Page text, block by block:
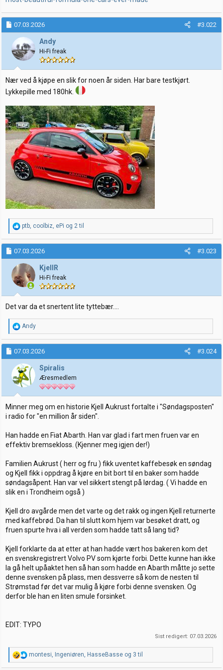
07.03.2026 #3.022
Andy
Hi-Fi freak
Nær ved å kjøpe en slik for noen år siden. Har bare testkjørt.
Lykkepille med 180hk.
R
e
a
k
s
j
o
n
e
r
:
ptb, coolbiz, ePi og 2 til
07.03.2026 #3.023
KjellR
Hi-Fi freak
Det var da et snertent lite tyttebær....
R
e
a
k
s
j
o
n
e
r
:
Andy
07.03.2026 #3.024
Spiralis
Æresmedlem
Minner meg om en historie Kjell Aukrust fortalte i "Søndagsposten"
i radio for "en million år siden".
Han hadde en Fiat Abarth. Han var glad i fart men fruen var en
effektiv bremsekloss. (Kjenner meg igjen der!)
Familien Aukrust ( herr og fru ) fikk uventet kaffebesøk en søndag
og Kjell fikk i oppdrag å kjøre en bit bort til en baker som hadde
søndagsåpent. Han var vel sikkert stengt på lørdag. ( Vi hadde en
slik en i Trondheim også )
Kjell dro avgårde men det varte og det rakk og ingen Kjell returnerte
med kaffebrød. Da han til slutt kom hjem var besøket dratt, og
fruen spurte hva i all verden som hadde tatt så lang tid?
Kjell forklarte da at etter at han hadde vært hos bakeren kom det
en svenskregistrert Volvo PV som kjørte forbi. Dette kunne han ikke
la gå helt upåaktet hen så han som hadde en Abarth måtte jo sette
denne svensken på plass, men dessverre så kom de nesten til
Strømstad før det var mulig å kjøre forbi denne svensken. Og
derfor ble han en liten smule forsinket.
EDIT: TYPO
Sist redigert: 07.03.2026
R
e
montesi Ingeniøren HasseBasse og 3 til